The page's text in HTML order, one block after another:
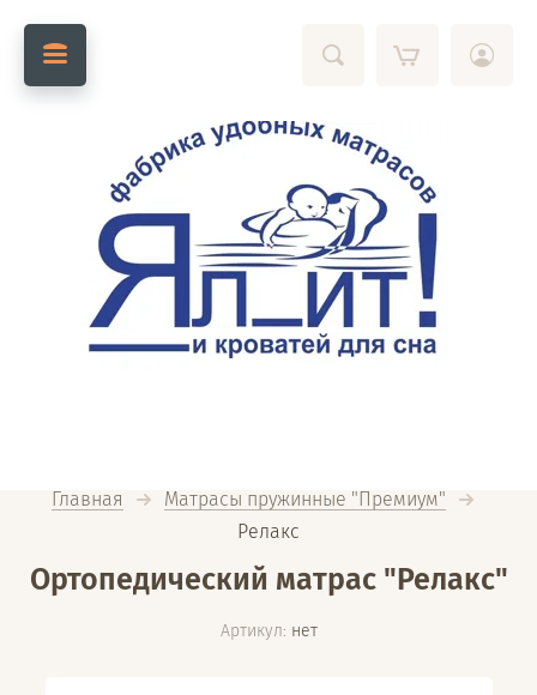
Главная
Матрасы пружинные "Премиум"
Релакс
Ортопедический матрас "Релакс"
Артикул: нет